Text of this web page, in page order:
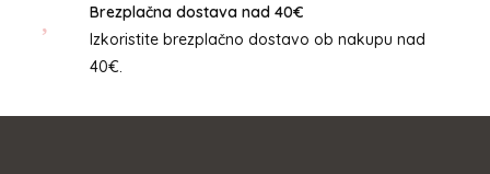
Brezplačna dostava nad 40€
Izkoristite brezplačno dostavo ob nakupu nad
40€.